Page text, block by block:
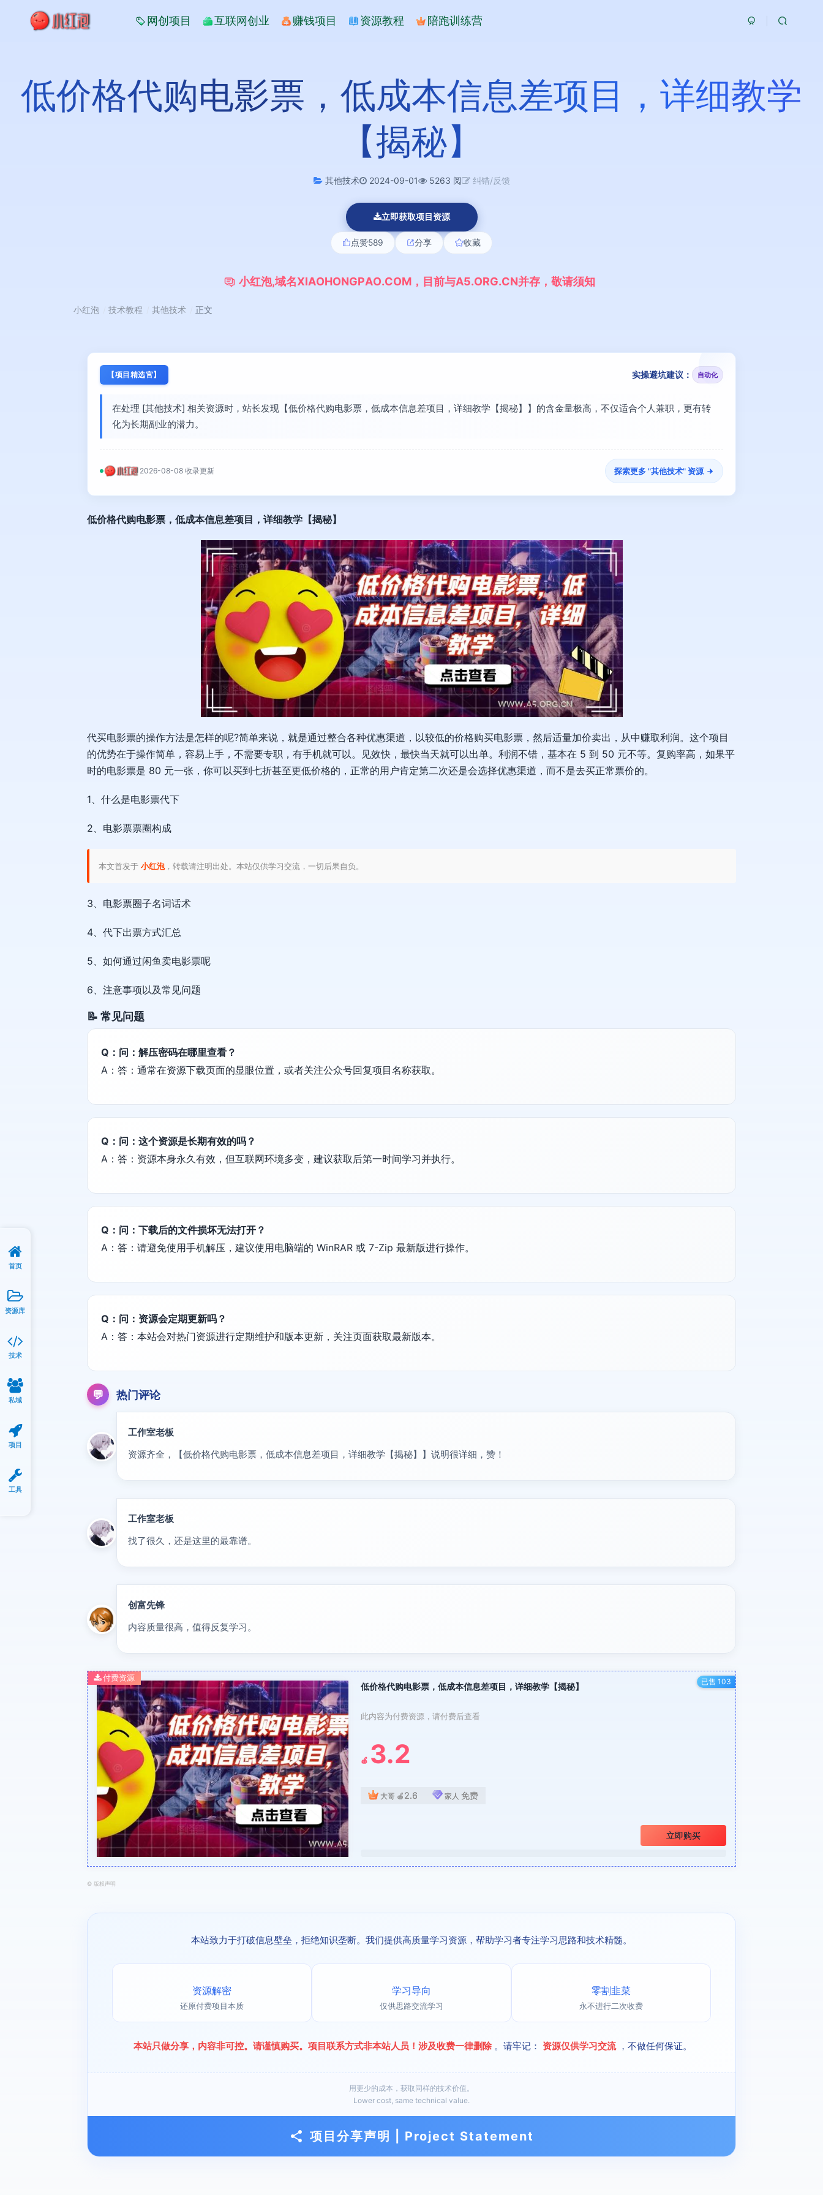
网创项目 互联网创业 赚钱项目 资源教程 陪跑训练营
低价格代购电影票，低成本信息差项目，详细教学
【揭秘】
其他技术 2024-09-01 5263 阅 纠错/反馈
立即获取项目资源
点赞589 分享 收藏
小红泡,域名XIAOHONGPAO.COM ， 目 前与A5.ORG.CN并存 ， 敬请须知
小红泡 技术教程 其他技术 正文
【项目精选官】 实操避坑建议： 自动化
在处理 [其他技术] 相关资源时，站长发现【低价格代购电影票，低成本信息差项目，详细教学【揭秘】】的含金量极高，不仅适合个人兼职，更有转
化为长期副业的潜力。
2026-08-08 收录更新 探索更多 "其他技术" 资源
低价格代购电影票 ，低成本信息差项目，详细教学【揭秘】
代买电影票的操作方法是怎样的呢?简单来说，就是通过整合各种优惠渠道，以较低的价格购买电影票，然后适量加价卖出，从中赚取利润。这个项目
的优势在于操作简单，容易上手，不需要专职，有手机就可以。见效快，最快当天就可以出单。利润不错，基本在 5 到 50 元不等。复购率高，如果平
时的电影票是 80 元一张，你可以买到七折甚至更低价格的，正常的用户肯定第二次还是会选择优惠渠道，而不是去买正常票价的。
1、什么是电影票代下
2、电影票票圈构成
本文首发于 小红泡，转载请注明出处。本站仅供学习交流，一切后果自负。
3、电影票圈子名词话术
4、代下出票方式汇总
5、如何通过闲鱼卖电影票呢
6、注意事项以及常见问题
📝 常见问题
Q：问：解压密码在哪里查看？
A：答：通常在资源下载页面的显眼位置，或者关注公众号回复项目名称获取。
Q：问：这个资源是长期有效的吗？
A：答：资源本身永久有效，但互联网环境多变，建议获取后第一时间学习并执行。
Q：问：下载后的文件损坏无法打开？
A：答：请避免使用手机解压，建议使用电脑端的 WinRAR 或 7-Zip 最新版进行操作。
Q：问：资源会定期更新吗？
A：答：本站会对热门资源进行定期维护和版本更新，关注页面获取最新版本。
💬 热门评论
工作室老板
资源齐全，【低价格代购电影票，低成本信息差项目，详细教学【揭秘】】说明很详细，赞！
工作室老板
找了很久，还是这里的最靠谱。
创富先锋
内容质量很高，值得反复学习。
低价格代购电影票，低成本信息差项目，详细教学【揭秘】
此内容为付费资源，请付费后查看
🍎 3.2
大哥 🍎 2.6 家人 免费
立即购买
付费资源 已售 103
© 版权声明
本站致力于打破信息壁垒，拒绝知识垄断。我们提供高质量学习资源，帮助学习者专注学习思路和技术精髓。
资源解密
还原付费项目本质
学习导向
仅供思路交流学习
零割韭菜
永不进行二次收费
本站只做分享，内容非可控。请谨慎购买。项目联系方式非本站人员！涉及收费一律删除 。请牢记： 资源仅供学习交流 ，不做任何保证。
用更少的成本，获取同样的技术价值。
Lower cost, same technical value.
项目分享声明 | Project Statement
首页
资源库
技术
私域
项目
工具